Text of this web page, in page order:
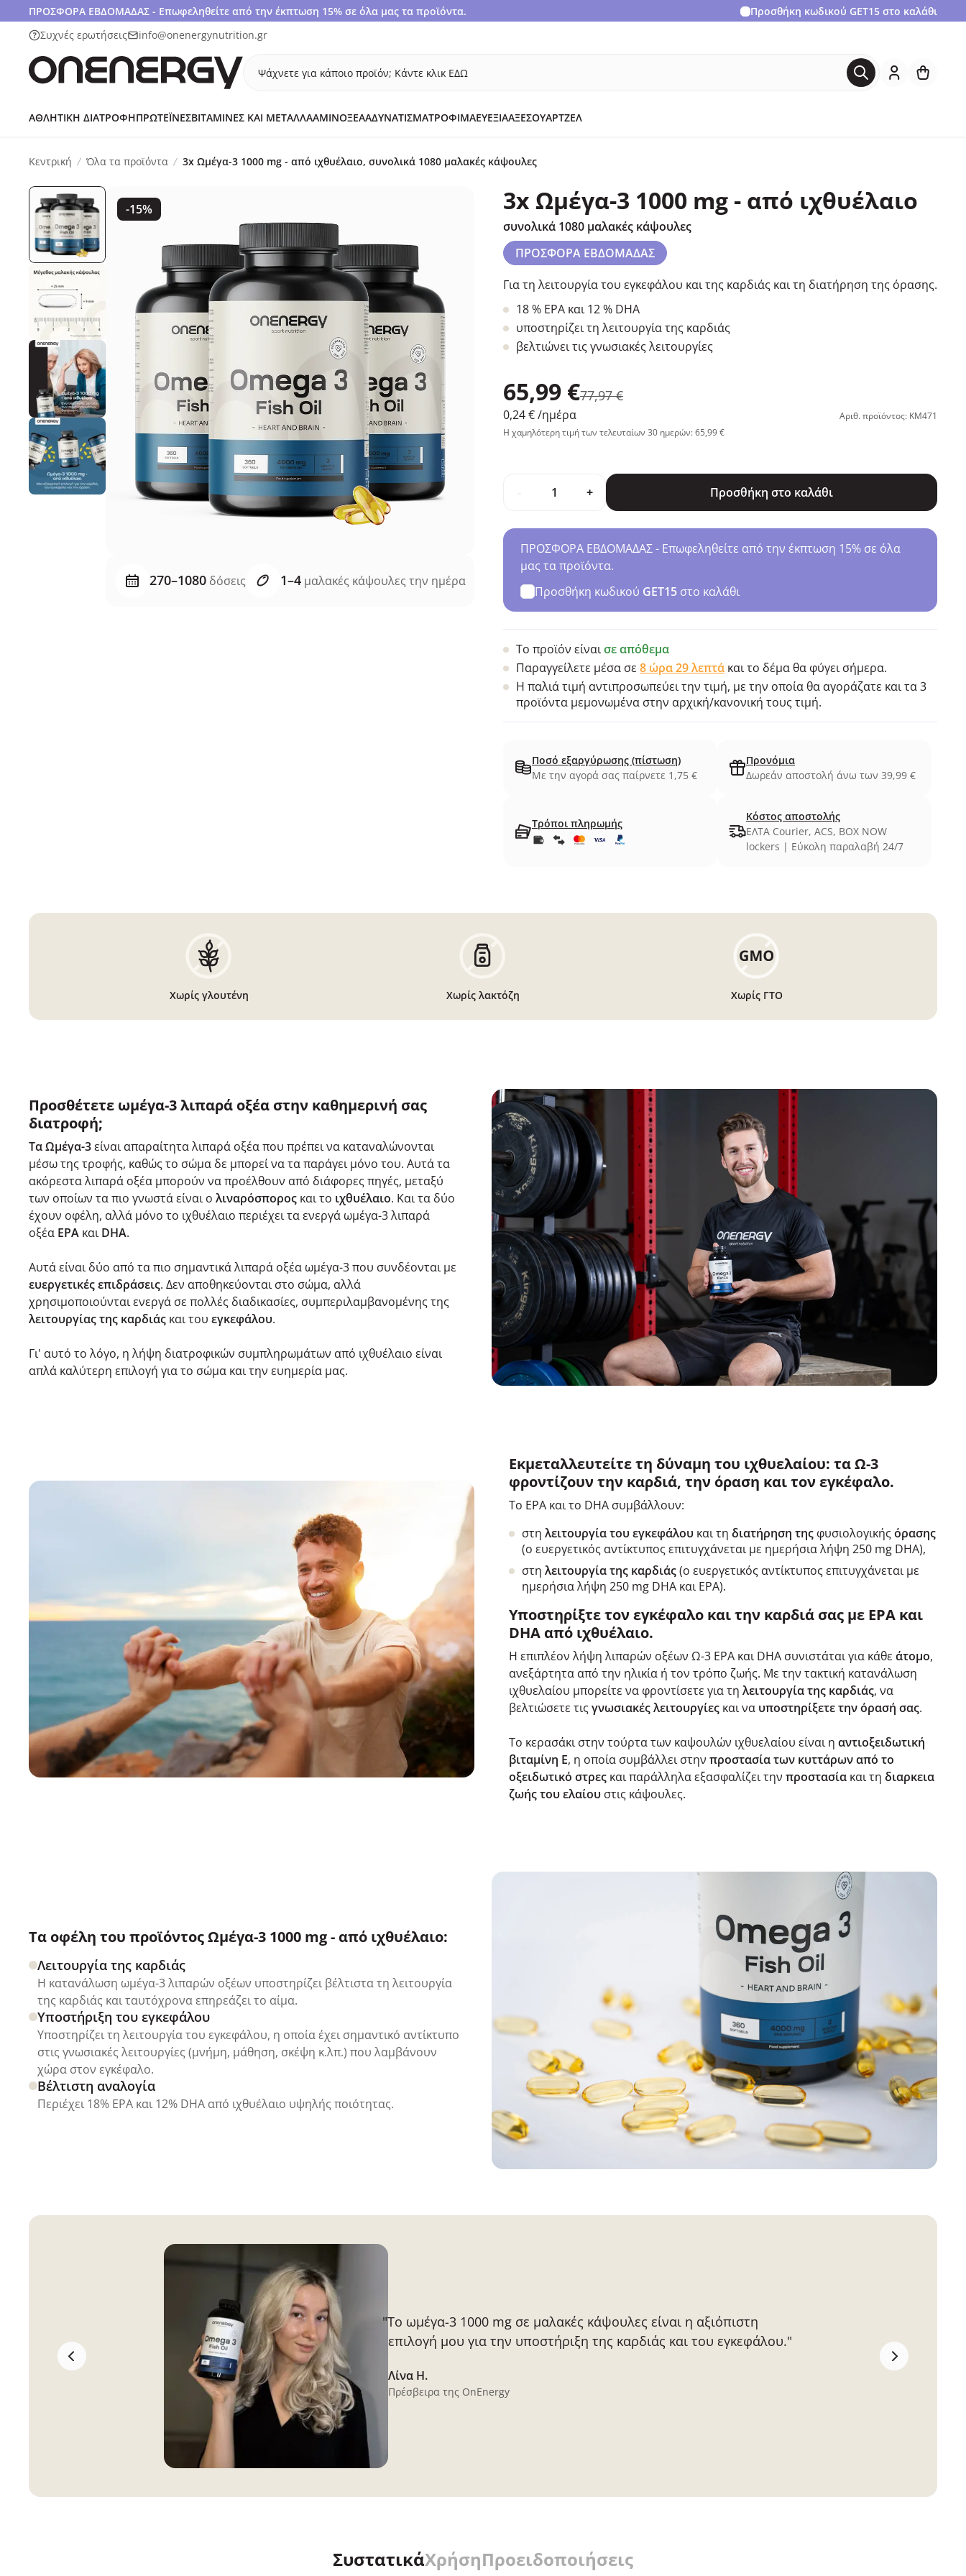
ΠΡΟΣΦΟΡΑ ΕΒΔΟΜΑΔΑΣ - Επωφεληθείτε από την έκπτωση 15% σε όλα μας τα προϊόντα. Προσθήκη κωδικού GET15 στο καλάθι
Συχνές ερωτήσεις
info@onenergynutrition.gr
Ψάχνετε για κάποιο προϊόν; Κάντε κλικ ΕΔΩ
ΑΘΛΗΤΙΚΉ ΔΙΑΤΡΟΦΉΠΡΩΤΕΪ́ΝΕΣΒΙΤΑΜΊΝΕΣ ΚΑΙ ΜΈΤΑΛΛΑΑΜΙΝΟΞΈΑΑΔΥΝΆΤΙΣΜΑΤΡΌΦΙΜΑΕΥΕΞΊΑΑΞΕΣΟΥΆΡΤΖΕΛ
Κεντρική Όλα τα προϊόντα 3x Ωμέγα-3 1000 mg - από ιχθυέλαιο, συνολικά 1080 μαλακές κάψουλες
-15%
270–1080δόσεις 1–4μαλακές κάψουλες την ημέρα
3x Ωμέγα-3 1000 mg - από ιχθυέλαιο
συνολικά 1080 μαλακές κάψουλες
ΠΡΟΣΦΟΡΑ ΕΒΔΟΜΑΔΑΣ
Για τη λειτουργία του εγκεφάλου και της καρδιάς και τη διατήρηση της όρασης.
18 % EPΑ και 12 % DHΑ
υποστηρίζει τη λειτουργία της καρδιάς
βελτιώνει τις γνωσιακές λειτουργίες
65,99 €77,97 €
0,24 €/ημέρα
Αριθ. προϊόντος: KM471
Η χαμηλότερη τιμή των τελευταίων 30 ημερών: 65,99 €
+ Προσθήκη στο καλάθι
ΠΡΟΣΦΟΡΑ ΕΒΔΟΜΑΔΑΣ - Επωφεληθείτε από την έκπτωση 15% σε όλα
μας τα προϊόντα.
Προσθήκη κωδικού GET15 στο καλάθι
Το προϊόν είναισε απόθεμα
Παραγγείλετε μέσα σε 8 ώρα 29 λεπτά και το δέμα θα φύγει σήμερα.
Η παλιά τιμή αντιπροσωπεύει την τιμή, με την οποία θα αγοράζατε και τα 3
προϊόντα μεμονωμένα στην αρχική/κανονική τους τιμή.
Ποσό εξαργύρωσης (πίστωση)
Με την αγορά σας παίρνετε 1,75 €
Προνόμια
Δωρεάν αποστολή άνω των 39,99 €
Τρόποι πληρωμής
Κόστος αποστολής
ΕΛΤΑ Courier, ACS, BOX NOW
lockers | Εύκολη παραλαβή 24/7
Χωρίς γλουτένη Χωρίς λακτόζη Χωρίς ΓΤΟ
Προσθέτετε ωμέγα-3 λιπαρά οξέα στην καθημερινή σας
διατροφή;
Τα Ωμέγα-3είναι απαραίτητα λιπαρά οξέα που πρέπει να καταναλώνονται
μέσω της τροφής, καθώς το σώμα δε μπορεί να τα παράγει μόνο του. Αυτά τα
ακόρεστα λιπαρά οξέα μπορούν να προέλθουν από διάφορες πηγές, μεταξύ
των οποίων τα πιο γνωστά είναι ο λιναρόσπορος και το ιχθυέλαιο. Και τα δύο
έχουν οφέλη, αλλά μόνο το ιχθυέλαιο περιέχει τα ενεργά ωμέγα-3 λιπαρά
οξέα EPA καιDHA.
Αυτά είναι δύο από τα πιο σημαντικά λιπαρά οξέα ωμέγα-3 που συνδέονται με
ευεργετικές επιδράσεις. Δεν αποθηκεύονται στο σώμα, αλλά
χρησιμοποιούνται ενεργά σε πολλές διαδικασίες, συμπεριλαμβανομένης της
λειτουργίας της καρδιάς και του εγκεφάλου.
Γι' αυτό το λόγο, η λήψη διατροφικών συμπληρωμάτων από ιχθυέλαιο είναι
απλά καλύτερη επιλογή για το σώμα και την ευημερία μας.
Εκμεταλλευτείτε τη δύναμη του ιχθυελαίου: τα Ω-3
φροντίζουν την καρδιά, την όραση και τον εγκέφαλο.
Το EPA και το DHA συμβάλλουν:
στη λειτουργία του εγκεφάλου και τη διατήρηση της φυσιολογικήςόρασης
(ο ευεργετικός αντίκτυπος επιτυγχάνεται με ημερήσια λήψη 250 mg DHA),
στη λειτουργία της καρδιάς(ο ευεργετικός αντίκτυπος επιτυγχάνεται με
ημερήσια λήψη 250 mg DHA και EPA).
Υποστηρίξτε τον εγκέφαλο και την καρδιά σας με EPA και
DHA από ιχθυέλαιο.
Η επιπλέον λήψη λιπαρών οξέων Ω-3 EPA και DHA συνιστάται για κάθε άτομο,
ανεξάρτητα από την ηλικία ή τον τρόπο ζωής. Με την τακτική κατανάλωση
ιχθυελαίου μπορείτε να φροντίσετε για τη λειτουργία της καρδιάς, να
βελτιώσετε τιςγνωσιακές λειτουργίες και να υποστηρίξετε την όρασή σας.
Το κερασάκι στην τούρτα των καψουλών ιχθυελαίου είναι η αντιοξειδωτική
βιταμίνη Ε, η οποία συμβάλλει στην προστασία των κυττάρων από το
οξειδωτικό στρες και παράλληλα εξασφαλίζει την προστασία και τη διαρκεια
ζωής του ελαίου στις κάψουλες.
Τα οφέλη του προϊόντος Ωμέγα-3 1000 mg - από ιχθυέλαιο:
Λειτουργία της καρδιάς
Η κατανάλωση ωμέγα-3 λιπαρών οξέων υποστηρίζει βέλτιστα τη λειτουργία
της καρδιάς και ταυτόχρονα επηρεάζει το αίμα.
Υποστήριξη του εγκεφάλου
Υποστηρίζει τη λειτουργία του εγκεφάλου, η οποία έχει σημαντικό αντίκτυπο
στις γνωσιακές λειτουργίες (μνήμη, μάθηση, σκέψη κ.λπ.) που λαμβάνουν
χώρα στον εγκέφαλο.
Βέλτιστη αναλογία
Περιέχει 18% EPA και 12% DHA από ιχθυέλαιο υψηλής ποιότητας.
"Τo ωμέγα-3 1000 mg σε μαλακές κάψουλες είναι η αξιόπιστη
επιλογή μου για την υποστήριξη της καρδιάς και του εγκεφάλου."
Λίνα H.
Πρέσβειρα της OnEnergy
ΣυστατικάΧρήσηΠροειδοποιήσεις